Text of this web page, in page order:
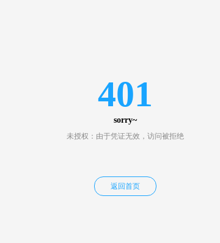
401
sorry~
未授权：由于凭证无效，访问被拒绝
返回首页